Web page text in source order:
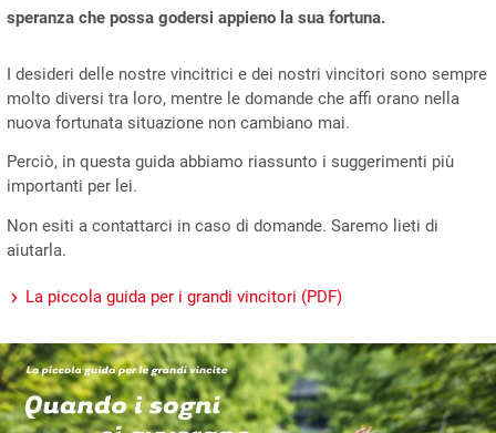
speranza che possa godersi appieno la sua fortuna.
I desideri delle nostre vincitrici e dei nostri vincitori sono sempre
molto diversi tra loro, mentre le domande che affi orano nella
nuova fortunata situazione non cambiano mai.
Perciò, in questa guida abbiamo riassunto i suggerimenti più
importanti per lei.
Non esiti a contattarci in caso di domande. Saremo lieti di
aiutarla.
La piccola guida per i grandi vincitori (PDF)